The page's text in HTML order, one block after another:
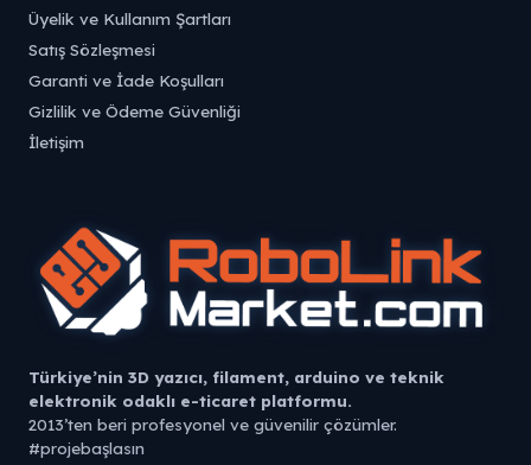
Üyelik ve Kullanım Şartları
Satış Sözleşmesi
Garanti ve İade Koşulları
Gizlilik ve Ödeme Güvenliği
İletişim
Türkiye’nin 3D yazıcı, filament, arduino ve teknik
elektronik odaklı e-ticaret platformu.
2013’ten beri profesyonel ve güvenilir çözümler.
#projebaşlasın